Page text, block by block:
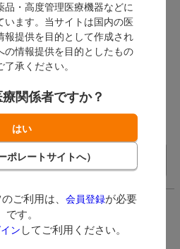
品・高度管理医療機器などに
います。当サイトは国内の医
報提供を目的として作成され
の情報提供を目的としたもの
承ください。
関係者ですか？
ご利用は、 会員登録が必要
です。
ン してご利用ください。
5,929
（税込）
数量：
在庫切れ